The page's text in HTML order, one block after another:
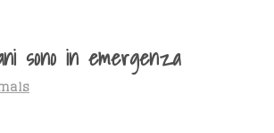
sono in emergenza